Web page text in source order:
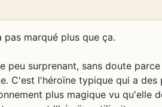
marqué plus que ça.
surprenant, sans doute
C'est l'héroïne typique qui a des
plus magique vu qu'elle